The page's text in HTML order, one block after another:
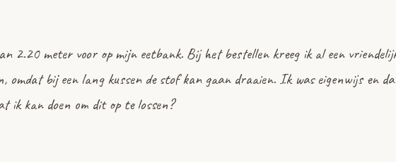
2.20 meter voor op mijn eetbank. Bij het bestellen kreeg ik al een
omdat bij een lang kussen de stof kan gaan draaien. Ik was eigenwijs en
ik kan doen om dit op te lossen?